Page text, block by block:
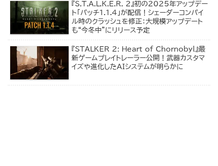
『S.T.A.L.K.E.R. 2』初の2025年アップデー
ト「パッチ1.1.4」が配信！シェーダーコンパイ
ル時のクラッシュを修正：大規模アップデート
も“今冬中”にリリース予定
『STALKER 2: Heart of Chornobyl』最
新ゲームプレイトレーラー公開！武器カスタマ
イズや進化したAIシステムが明らかに